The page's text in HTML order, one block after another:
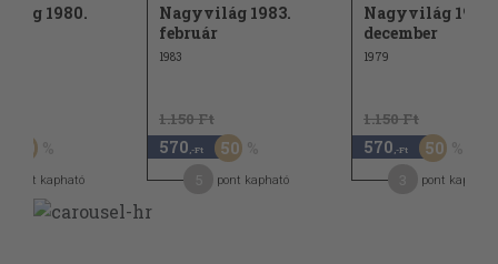
1980.
50
pont kapható
Nagyvilág 1983.
február
1983
1.150 Ft
570 ,-Ft 50
pont kapható
Nagyvilág 1979.
december
1979
1.150 Ft
570 ,-Ft 50
pont kapható